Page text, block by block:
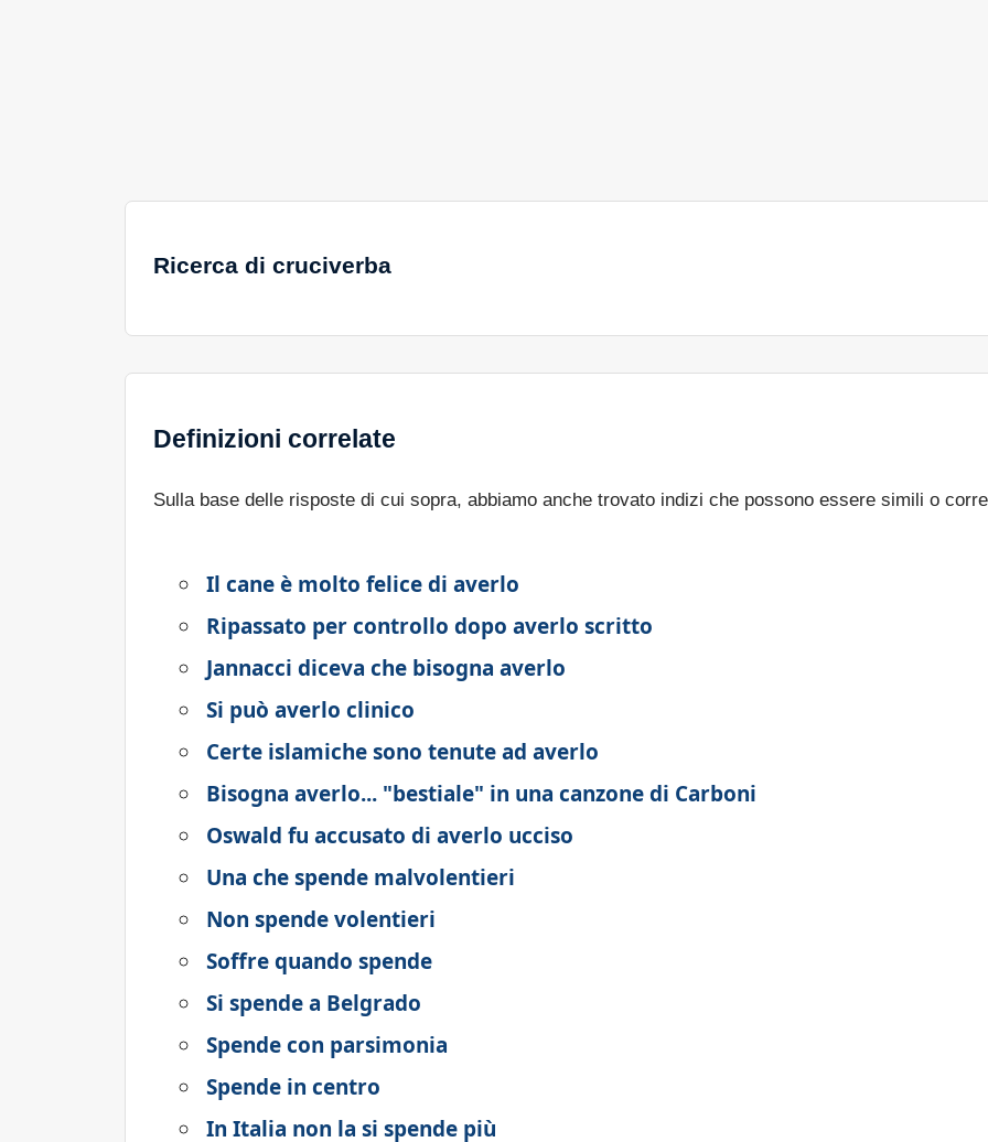
Ricerca di cruciverba
Definizioni correlate
Sulla base delle risposte di cui sopra, abbiamo anche trovato indizi che possono essere simili o
Il cane è molto felice di averlo
Ripassato per controllo dopo averlo scritto
Jannacci diceva che bisogna averlo
Si può averlo clinico
Certe islamiche sono tenute ad averlo
Bisogna averlo... "bestiale" in una canzone di Carboni
Oswald fu accusato di averlo ucciso
Una che spende malvolentieri
Non spende volentieri
Soffre quando spende
Si spende a Belgrado
Spende con parsimonia
Spende in centro
In Italia non la si spende più